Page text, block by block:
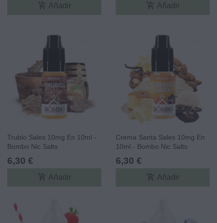
add_shopping_cart Añadir add_shopping_cart Añadir
Trubio Sales 10mg En 10ml -
Bombo Nic Salts
6,30 €
add_shopping_cart Añadir
Crema Santa Sales 10mg En
10ml - Bombo Nic Salts
6,30 €
add_shopping_cart Añadir